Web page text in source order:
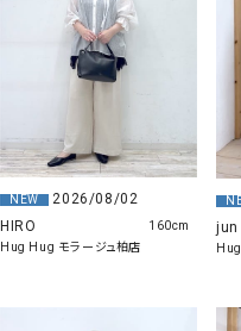
NEW
2026/08/02
HIRO
Hug Hug モラージュ柏店
160cm
jun